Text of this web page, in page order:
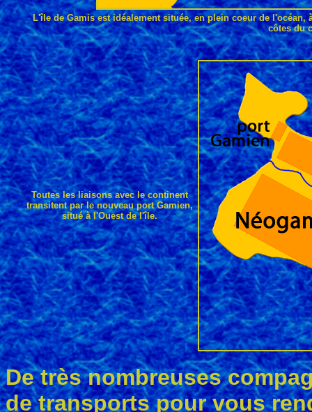
L'île de Gamis est idéalement située, en plein coeur de
côtes du
Toutes les liaisons avec le continent
transitent par le nouveau port Gamien,
situé à l'Ouest de l'île.
De très nombreuses
de transports pour vous